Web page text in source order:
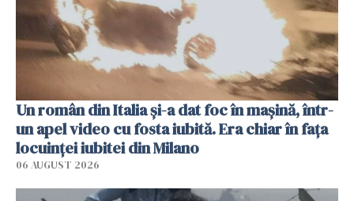
Un român din Italia și-a dat foc în mașină, într-
un apel video cu fosta iubită. Era chiar în fața
locuinței iubitei din Milano
06 AUGUST 2026